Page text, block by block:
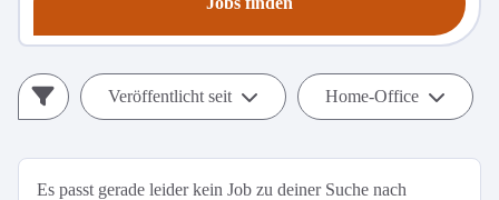
Veröffentlicht seit Home-Office
Es passt gerade leider kein Job zu deiner Suche nach